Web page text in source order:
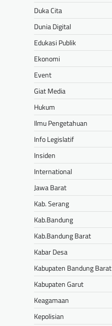
Duka Cita
Dunia Digital
Edukasi Publik
Ekonomi
Event
Giat Media
Hukum
Ilmu Pengetahuan
Info Legislatif
Insiden
International
Jawa Barat
Kab. Serang
Kab.Bandung
Kab.Bandung Barat
Kabar Desa
Kabupaten Bandung Barat
Kabupaten Garut
Keagamaan
Kepolisian